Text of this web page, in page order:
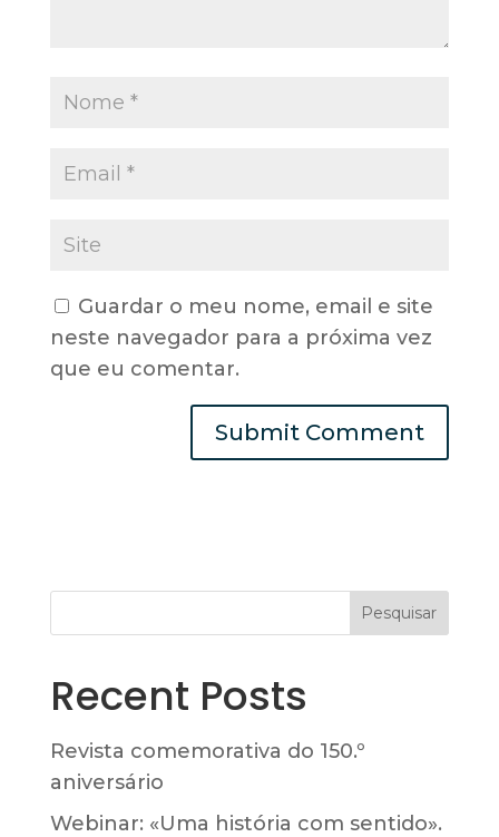
Guardar o meu nome, email e site
neste navegador para a próxima vez
que eu comentar.
Pesquisar
Recent Posts
Revista comemorativa do 150.º
aniversário
Webinar: «Uma história com sentido».